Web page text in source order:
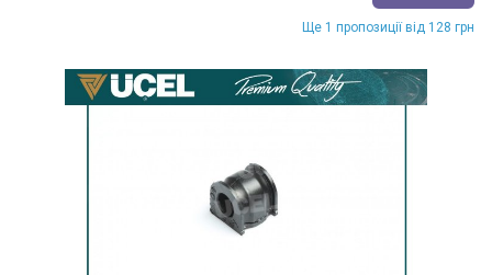
Ще 1 пропозиції від 128 грн